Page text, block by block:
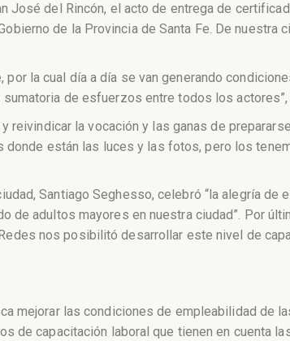
José del Rincón, el acto de entrega de
de la Provincia de Santa Fe. De nuestra
la cual día a día se van generando
de esfuerzos entre todos los actores”,
la vocación y las ganas de
están las luces y las fotos, pero los
Santiago Seghesso, celebró “la alegría
de adultos mayores en nuestra ciudad”. Por
nos posibilitó desarrollar este nivel de
mejorar las condiciones de empleabilidad de
de capacitación laboral que tienen en cuenta